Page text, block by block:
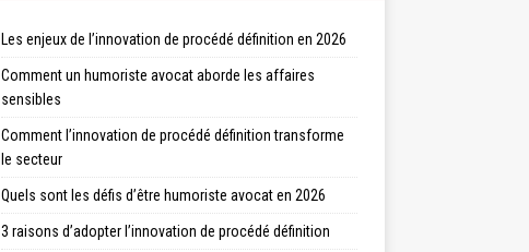
Les enjeux de l’innovation de procédé définition en 2026
Comment un humoriste avocat aborde les affaires
sensibles
Comment l’innovation de procédé définition transforme
le secteur
Quels sont les défis d’être humoriste avocat en 2026
3 raisons d’adopter l’innovation de procédé définition